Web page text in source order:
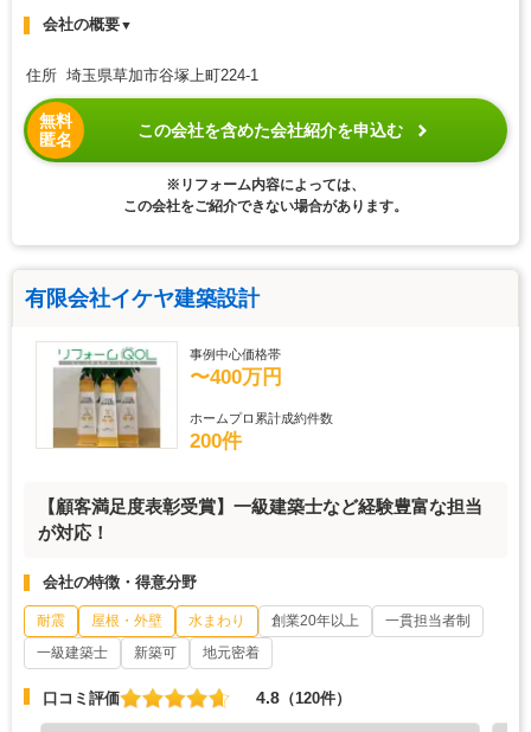
会社の概要▼
住所 埼玉県草加市谷塚上町224-1
無料
匿名
この会社を含めた会社紹介を申込む
※リフォーム内容によっては、
この会社をご紹介できない場合があります。
有限会社イケヤ建築設計
事例中心価格帯
〜400万円
ホームプロ累計成約件数
200件
【顧客満足度表彰受賞】一級建築士など経験豊富な担当
が対応！
会社の特徴・得意分野
耐震 屋根・外壁 水まわり 創業20年以上
一貫担当者制
一級建築士
新築可 地元密着
口コミ評価 4.8 （120件）